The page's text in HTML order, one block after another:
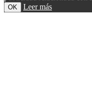
OK Leer más